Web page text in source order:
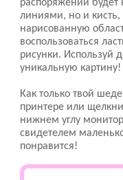
распоряжении
линиями, но и кисть,
нарисованную
воспользоваться
рисунки. Используй
уникальную картину!
Как только твой
принтере или
нижнем углу
свидетелем
понравится!